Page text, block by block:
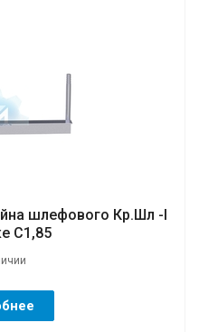
шлефового Кр.Шл -I
C1,85